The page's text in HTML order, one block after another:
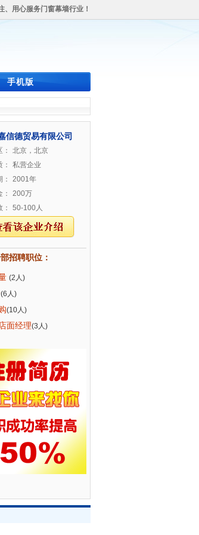
、用心服务门窗幕墙行业！
手机版
信德贸易有限公司
北京，北京
私营企业
2001年
200万
50-100人
招聘职位：
(2人)
(6人)
(10人)
面经理(3人)